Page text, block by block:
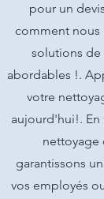
pour un
comment nous
solutions de
abordables !.
votre
aujourd'hui!.
nettoyage
garantissons
vos employés